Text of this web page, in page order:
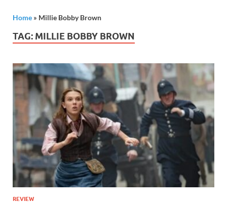
Home » Millie Bobby Brown
TAG: MILLIE BOBBY BROWN
REVIEW